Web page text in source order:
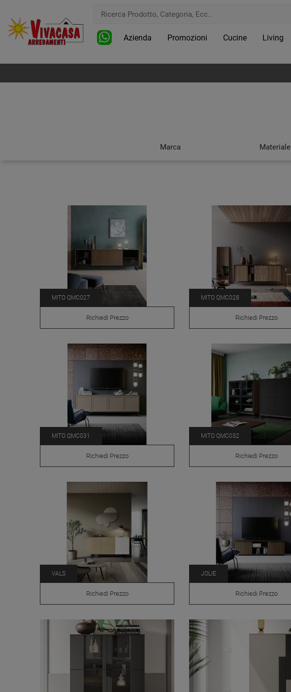
Azienda Promozioni Cucine Living
Marca Materiale
MITO QMC027
Richiedi Prezzo
MITO QMC028
Richiedi Prezzo
MITO QMC031
Richiedi Prezzo
MITO QMC032
Richiedi Prezzo
VALS
Richiedi Prezzo
JOLIE
Richiedi Prezzo